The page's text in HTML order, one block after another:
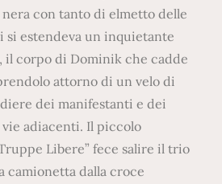
con tanto di elmetto delle
si estendeva un inquietante
il corpo di Dominik che cadde
attorno di un velo di
dei manifestanti e dei
adiacenti. Il piccolo
Libere” fece salire il trio
camionetta dalla croce